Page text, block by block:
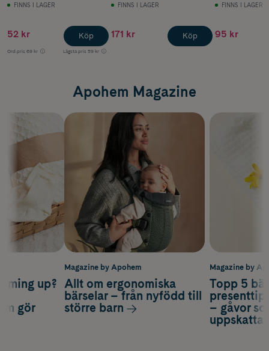
FINNS I LAGER
52 kr
Ord.pris 69 kr Lägsta pris 59 kr
Köp
FINNS I LAGER
171 kr Köp
FINNS I LAGER
95 kr
Apohem Magazine
Magazine by
Topp 5
– gåvor
up?
gör
Magazine by Apohem
Allt om ergonomiska
bärselar – från nyfödd till
större barn